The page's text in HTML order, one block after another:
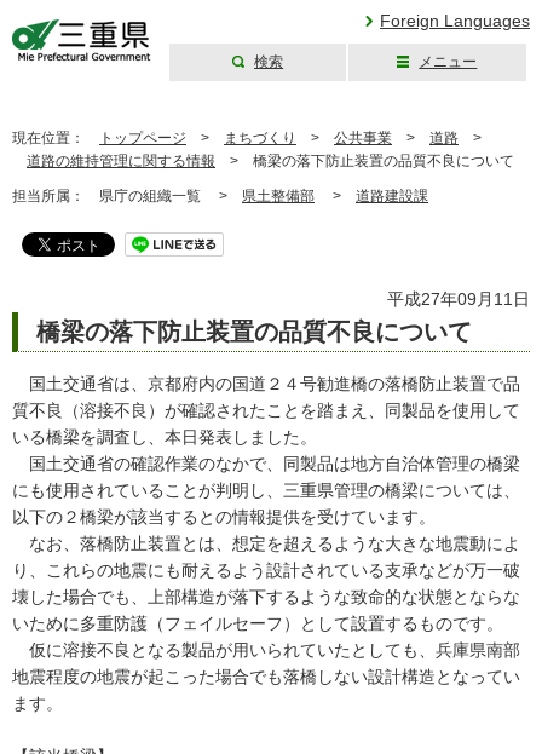
Foreign Languages
検索 メニュー
現在位置： トップページ > まちづくり > 公共事業 > 道路 >
道路の維持管理に関する情報 > 橋梁の落下防止装置の品質不良について
担当所属： 県庁の組織一覧 > 県土整備部 > 道路建設課
平成27年09月11日
橋梁の落下防止装置の品質不良について
国土交通省は、京都府内の国道２４号勧進橋の落橋防止装置で品
質不良（溶接不良）が確認されたことを踏まえ、同製品を使用して
いる橋梁を調査し、本日発表しました。
国土交通省の確認作業のなかで、同製品は地方自治体管理の橋梁
にも使用されていることが判明し、三重県管理の橋梁については、
以下の２橋梁が該当するとの情報提供を受けています。
なお、落橋防止装置とは、想定を超えるような大きな地震動によ
り、これらの地震にも耐えるよう設計されている支承などが万一破
壊した場合でも、上部構造が落下するような致命的な状態とならな
いために多重防護（フェイルセーフ）として設置するものです。
仮に溶接不良となる製品が用いられていたとしても、兵庫県南部
地震程度の地震が起こった場合でも落橋しない設計構造となってい
ます。